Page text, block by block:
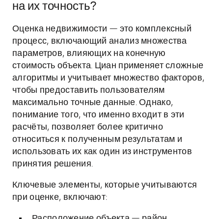
на их точность?
Оценка недвижимости — это комплексный
процесс, включающий анализ множества
параметров, влияющих на конечную
стоимость объекта. Циан применяет сложные
алгоритмы и учитывает множество факторов,
чтобы предоставить пользователям
максимально точные данные. Однако,
понимание того, что именно входит в эти
расчёты, позволяет более критично
относиться к полученным результатам и
использовать их как один из инструментов
принятия решения.
Ключевые элементы, которые учитываются
при оценке, включают: